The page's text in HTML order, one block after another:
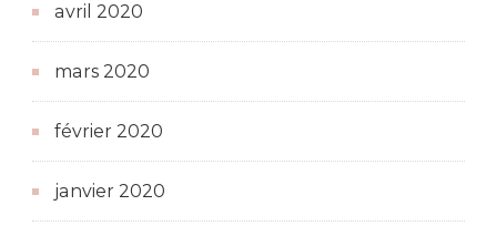
avril 2020
mars 2020
février 2020
janvier 2020